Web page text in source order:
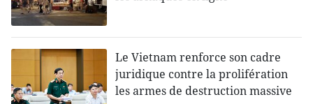
Le Vietnam renforce son cadre
juridique contre la prolifération
les armes de destruction massive